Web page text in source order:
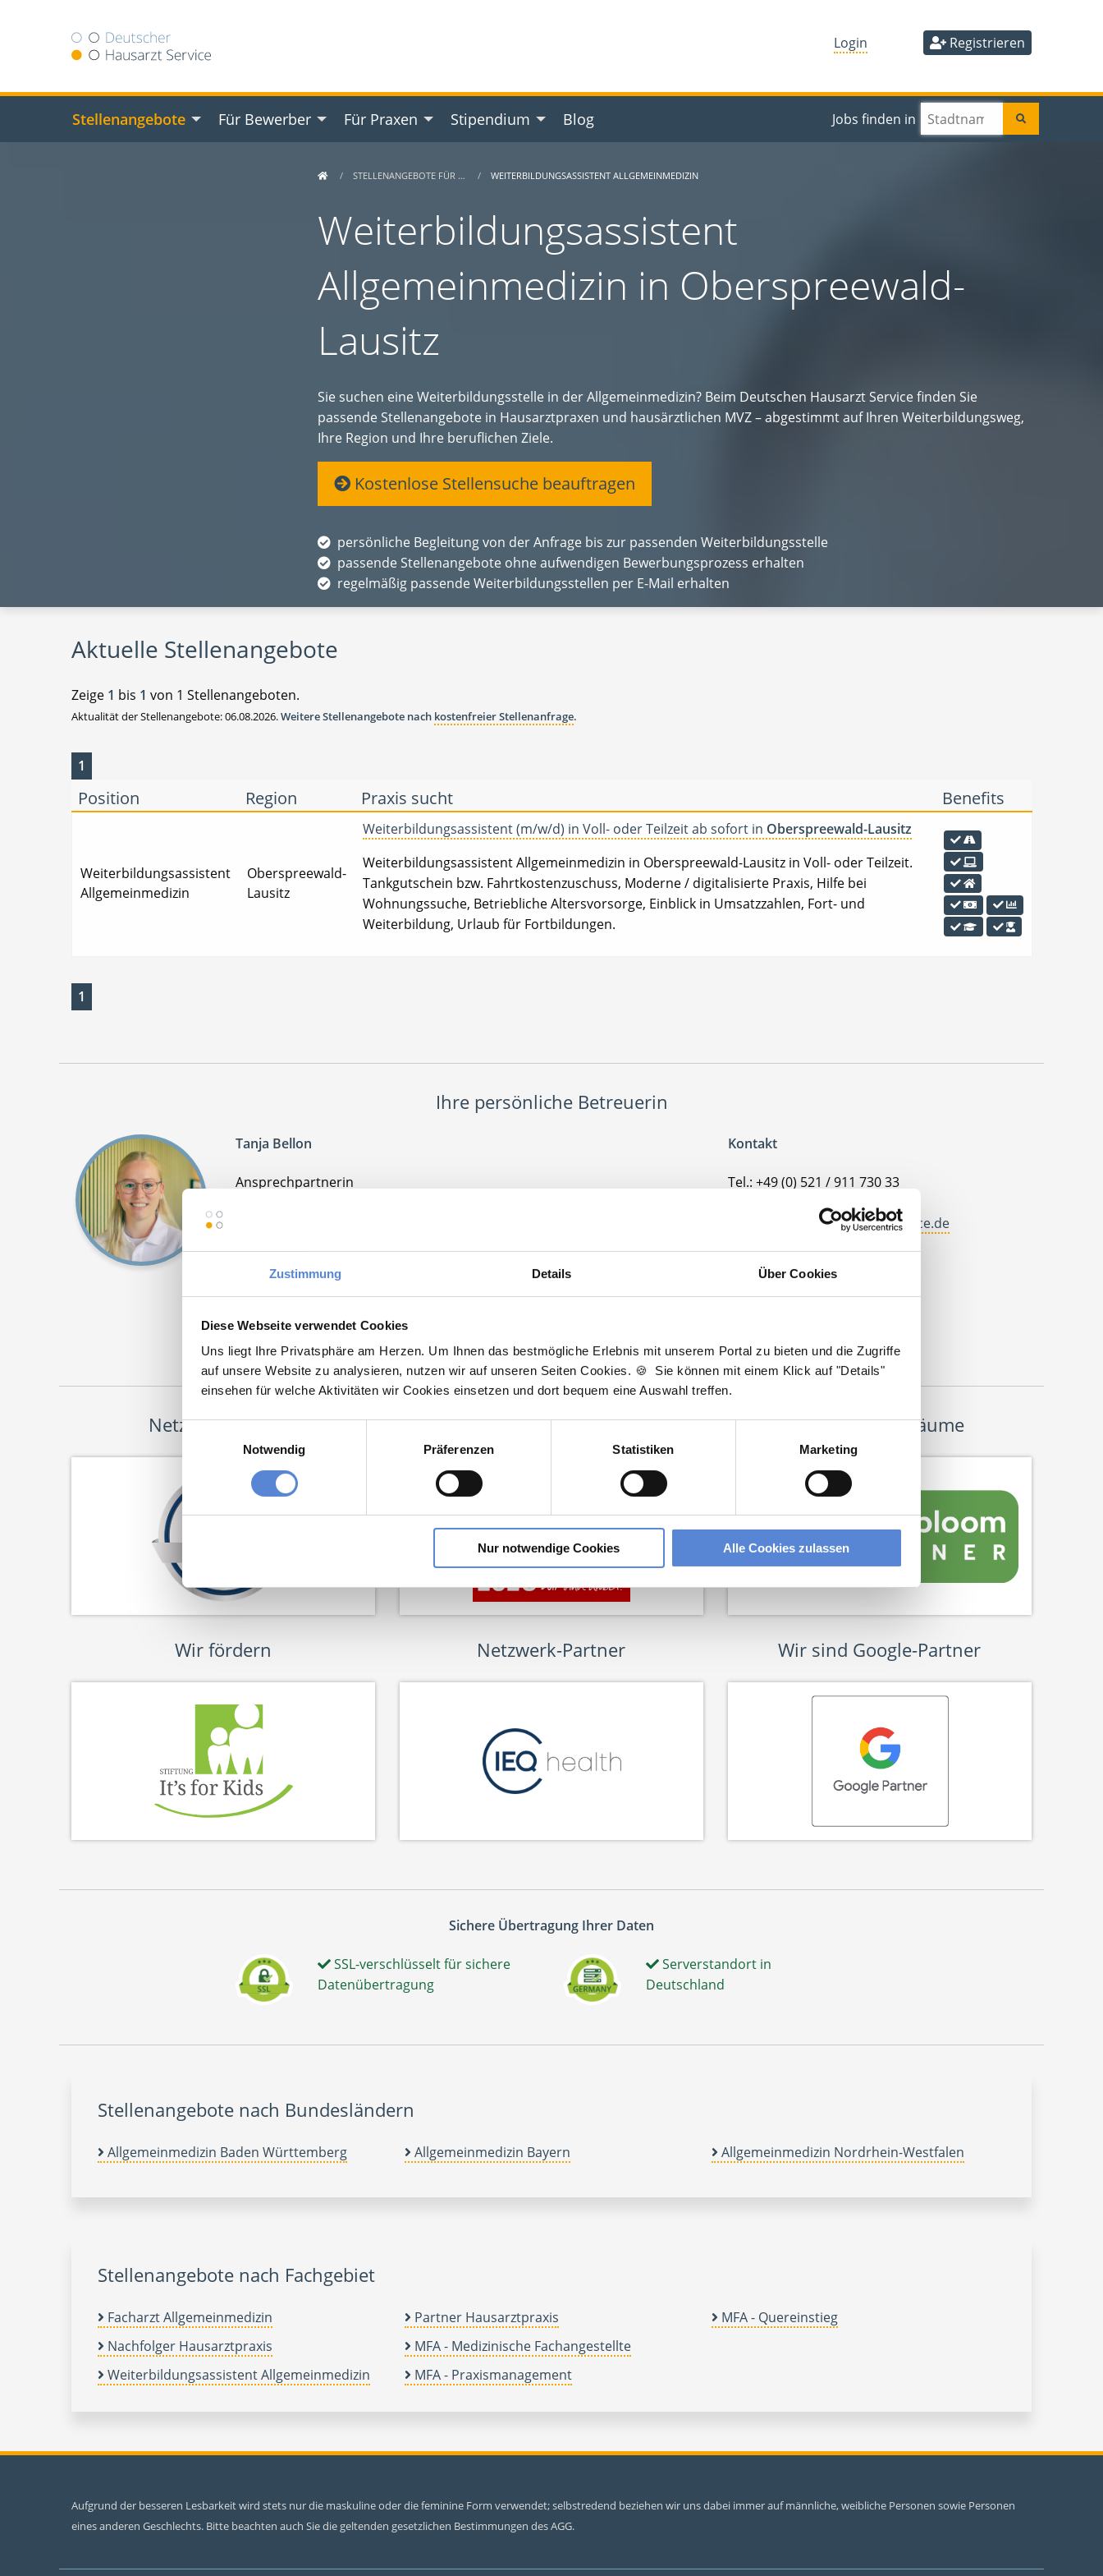
Zustimmung Details Über Cookies
Diese Webseite verwendet Cookies
Uns liegt Ihre Privatsphäre am Herzen. Um Ihnen das bestmögliche Erlebnis mit unserem Portal zu bieten und die Zugriffe
auf unsere Website zu analysieren, nutzen wir auf unseren Seiten Cookies. 🍪 Sie können mit einem Klick auf "Details"
einsehen für welche Aktivitäten wir Cookies einsetzen und dort bequem eine Auswahl treffen.
Einwilligungsauswahl
Notwendig
Präferenzen Statistiken Marketing
Nur notwendige Cookies Alle Cookies zulassen
Login Registrieren
Stellenangebote Für Bewerber Für Praxen Stipendium Blog Jobs finden in
STELLENANGEBOTE FÜR … WEITERBILDUNGSASSISTENT ALLGEMEINMEDIZIN
Weiterbildungsassistent
Allgemeinmedizin in Oberspreewald-
Lausitz
Sie suchen eine Weiterbildungsstelle in der Allgemeinmedizin? Beim Deutschen Hausarzt Service finden Sie
passende Stellenangebote in Hausarztpraxen und hausärztlichen MVZ – abgestimmt auf Ihren Weiterbildungsweg,
Ihre Region und Ihre beruflichen Ziele.
Kostenlose Stellensuche beauftragen
persönliche Begleitung von der Anfrage bis zur passenden Weiterbildungsstelle
passende Stellenangebote ohne aufwendigen Bewerbungsprozess erhalten
regelmäßig passende Weiterbildungsstellen per E-Mail erhalten
Aktuelle Stellenangebote
Zeige 1 bis 1 von 1 Stellenangeboten.
Aktualität der Stellenangebote: 06.08.2026.Weitere Stellenangebote nach kostenfreier Stellenanfrage.
1
Position Region Praxis sucht Benefits
Weiterbildungsassistent
Allgemeinmedizin
Oberspreewald-
Lausitz
Weiterbildungsassistent (m/w/d) in Voll- oder Teilzeit ab sofort in Oberspreewald-Lausitz
Weiterbildungsassistent Allgemeinmedizin in Oberspreewald-Lausitz in Voll- oder Teilzeit.
Tankgutschein bzw. Fahrtkostenzuschuss, Moderne / digitalisierte Praxis, Hilfe bei
Wohnungssuche, Betriebliche Altersvorsorge, Einblick in Umsatzzahlen, Fort- und
Weiterbildung, Urlaub für Fortbildungen.
1
Ihre persönliche Betreuerin
Tanja Bellon
Ansprechpartnerin
Bewerbungsprozess bin ich gerne für Sie da!
Jetzt zur kostenlosen Stellenanfrage
Kontakt
Tel.: +49 (0) 521 / 911 730 33
hallo@deutscherhausarztservice.de
Adresse
Deutscher Hausarzt Service
Netzwerk-Partner Wir sind Unterstützer Wir pflanzen Bäume
Wir fördern Netzwerk-Partner Wir sind Google-Partner
Sichere Übertragung Ihrer Daten
SSL-verschlüsselt für sichere
Datenübertragung
Serverstandort in
Deutschland
Stellenangebote nach Bundesländern
Allgemeinmedizin Baden Württemberg Allgemeinmedizin Bayern Allgemeinmedizin Nordrhein-Westfalen
Stellenangebote nach Fachgebiet
Facharzt Allgemeinmedizin
Nachfolger Hausarztpraxis
Weiterbildungsassistent Allgemeinmedizin
Partner Hausarztpraxis
MFA - Medizinische Fachangestellte
MFA - Praxismanagement
MFA - Quereinstieg
Aufgrund der besseren Lesbarkeit wird stets nur die maskuline oder die feminine Form verwendet; selbstredend beziehen wir uns dabei immer auf männliche, weibliche Personen sowie Personen
eines anderen Geschlechts. Bitte beachten auch Sie die geltenden gesetzlichen Bestimmungen des AGG.